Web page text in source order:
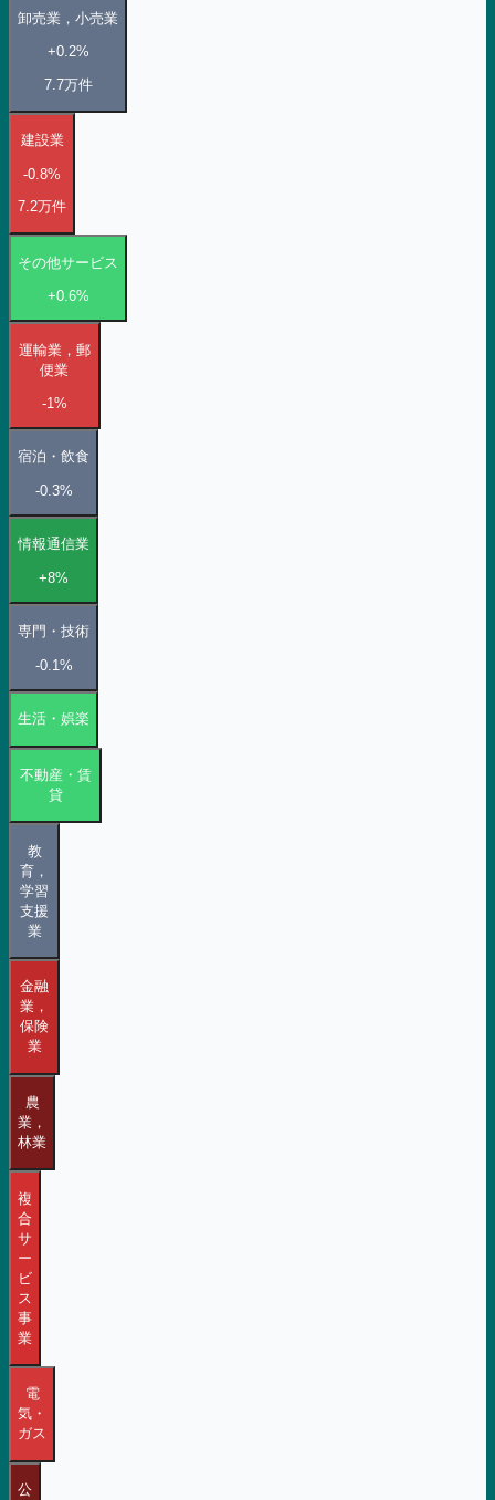
卸売業，小売業
+0.2%
7.7万件
建設業
-0.8%
7.2万件
その他サービス
+0.6%
運輸業，郵
便業
-1%
宿泊・飲食
-0.3%
情報通信業
+8%
専門・技術
-0.1%
生活・娯楽
不動産・賃
貸
教
育，
学習
支援
業
金融
業，
保険
業
農
業，
林業
複
合
サ
ー
ビ
ス
事
業
電
気・
ガス
公